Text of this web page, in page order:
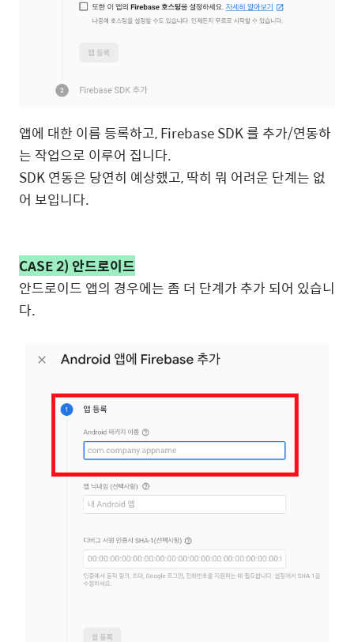
앱에 대한 이름 등록하고, Firebase SDK 를 추가/연동하
는 작업으로 이루어 집니다.
SDK 연동은 당연히 예상했고, 딱히 뭐 어려운 단계는 없
어 보입니다.
CASE 2) 안드로이드
안드로이드 앱의 경우에는 좀 더 단계가 추가 되어 있습니
다.